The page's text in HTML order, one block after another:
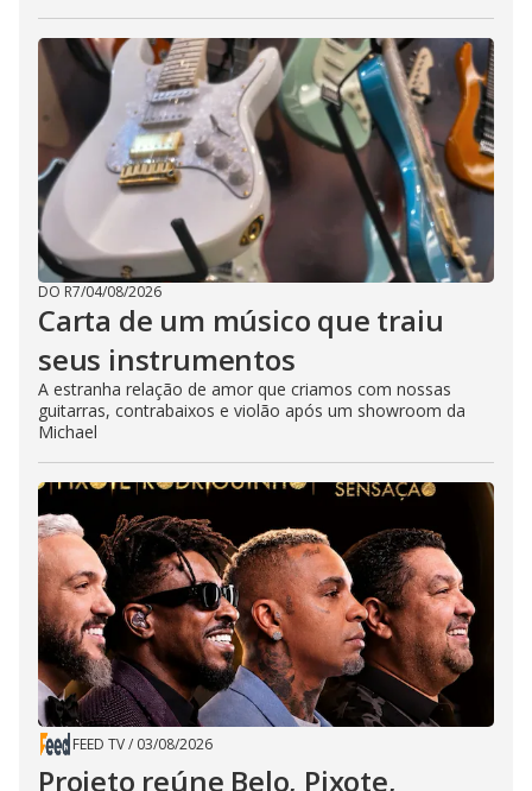
DO R7/04/08/2026
Carta de um músico que traiu
seus instrumentos
A estranha relação de amor que criamos com nossas
guitarras, contrabaixos e violão após um showroom da
Michael
FEED TV/ 03/08/2026
Projeto reúne Belo, Pixote,